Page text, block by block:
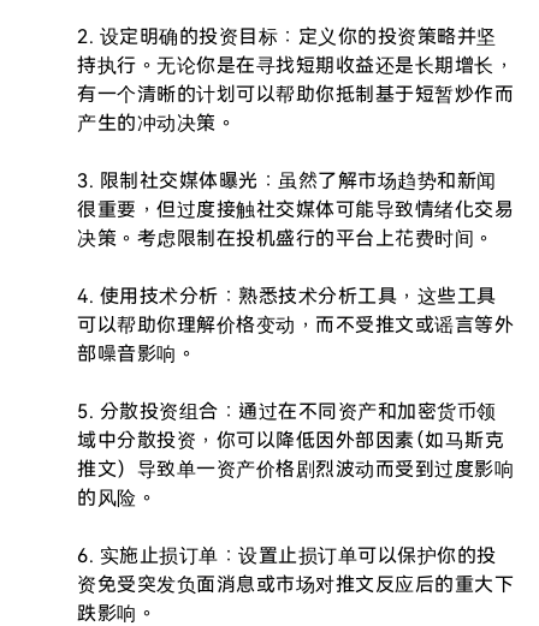
2. 设定明确的投资目标：定义你的投资策略并坚
持执行。无论你是在寻找短期收益还是长期增长，
有一个清晰的计划可以帮助你抵制基于短暂炒作而
产生的冲动决策。
3. 限制社交媒体曝光：虽然了解市场趋势和新闻
很重要，但过度接触社交媒体可能导致情绪化交易
决策。考虑限制在投机盛行的平台上花费时间。
4. 使用技术分析：熟悉技术分析工具，这些工具
可以帮助你理解价格变动，而不受推文或谣言等外
部噪音影响。
5. 分散投资组合：通过在不同资产和加密货币领
域中分散投资，你可以降低因外部因素（如马斯克
推文）导致单一资产价格剧烈波动而受到过度影响
的风险。
6. 实施止损订单：设置止损订单可以保护你的投
资免受突发负面消息或市场对推文反应后的重大下
跌影响。